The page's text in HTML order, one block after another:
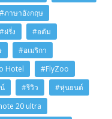
#ภาษาอังกฤษ
#ฝรั่ง
#อดัม
#อเมริกา
Hotel
#FlyZoo
#รีวิว
#หุ่นยนต์
20 ultra